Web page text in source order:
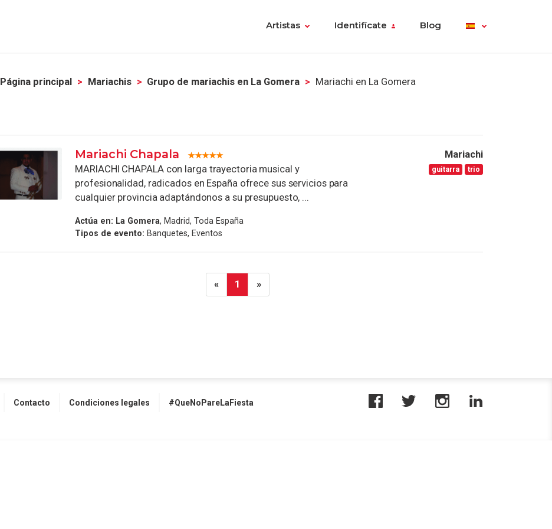
Artistas Identifícate Blog
Página principal Mariachis Grupo de mariachis en La Gomera Mariachi en La Gomera
Mariachi Chapala
MARIACHI CHAPALA con larga trayectoria musical y
profesionalidad, radicados en España ofrece sus servicios para
cualquier provincia adaptándonos a su presupuesto, ...
Actúa en: La Gomera, Madrid, Toda España
Tipos de evento: Banquetes, Eventos
Mariachi
guitarra trio
« 1 »
Contacto Condiciones legales #QueNoPareLaFiesta